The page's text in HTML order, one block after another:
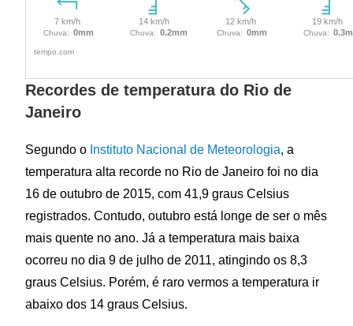
Recordes de temperatura do Rio de
Janeiro
Segundo o Instituto Nacional de Meteorologia, a
temperatura alta recorde no Rio de Janeiro foi no dia
16 de outubro de 2015, com 41,9 graus Celsius
registrados. Contudo, outubro está longe de ser o mês
mais quente no ano. Já a temperatura mais baixa
ocorreu no dia 9 de julho de 2011, atingindo os 8,3
graus Celsius. Porém, é raro vermos a temperatura ir
abaixo dos 14 graus Celsius.